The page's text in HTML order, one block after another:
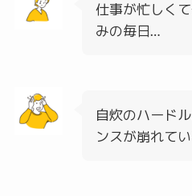
仕事が忙しく
みの毎日…
自炊のハード
ンスが崩れて